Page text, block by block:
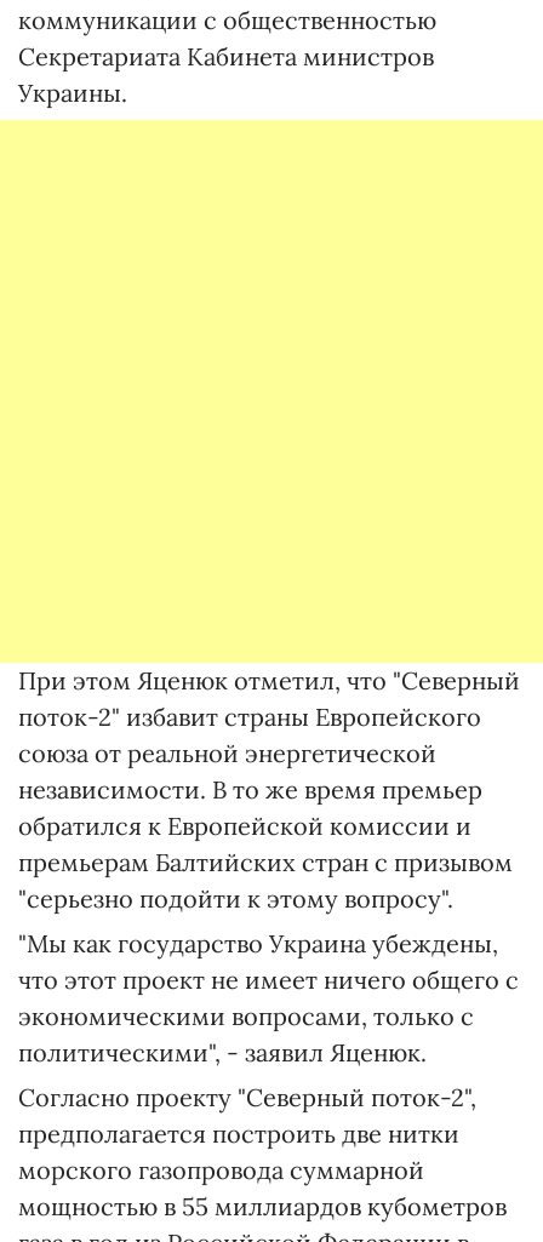
коммуникации с общественностью
Секретариата Кабинета министров
Украины.
При этом Яценюк отметил, что "Северный
поток-2" избавит страны Европейского
союза от реальной энергетической
независимости. В то же время премьер
обратился к Европейской комиссии и
премьерам Балтийских стран с призывом
"серьезно подойти к этому вопросу".
"Мы как государство Украина убеждены,
что этот проект не имеет ничего общего с
экономическими вопросами, только с
политическими", - заявил Яценюк.
Согласно проекту "Северный поток-2",
предполагается построить две нитки
морского газопровода суммарной
мощностью в 55 миллиардов кубометров